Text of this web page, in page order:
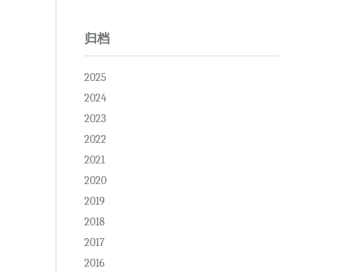
归档
2025
2024
2023
2022
2021
2020
2019
2018
2017
2016